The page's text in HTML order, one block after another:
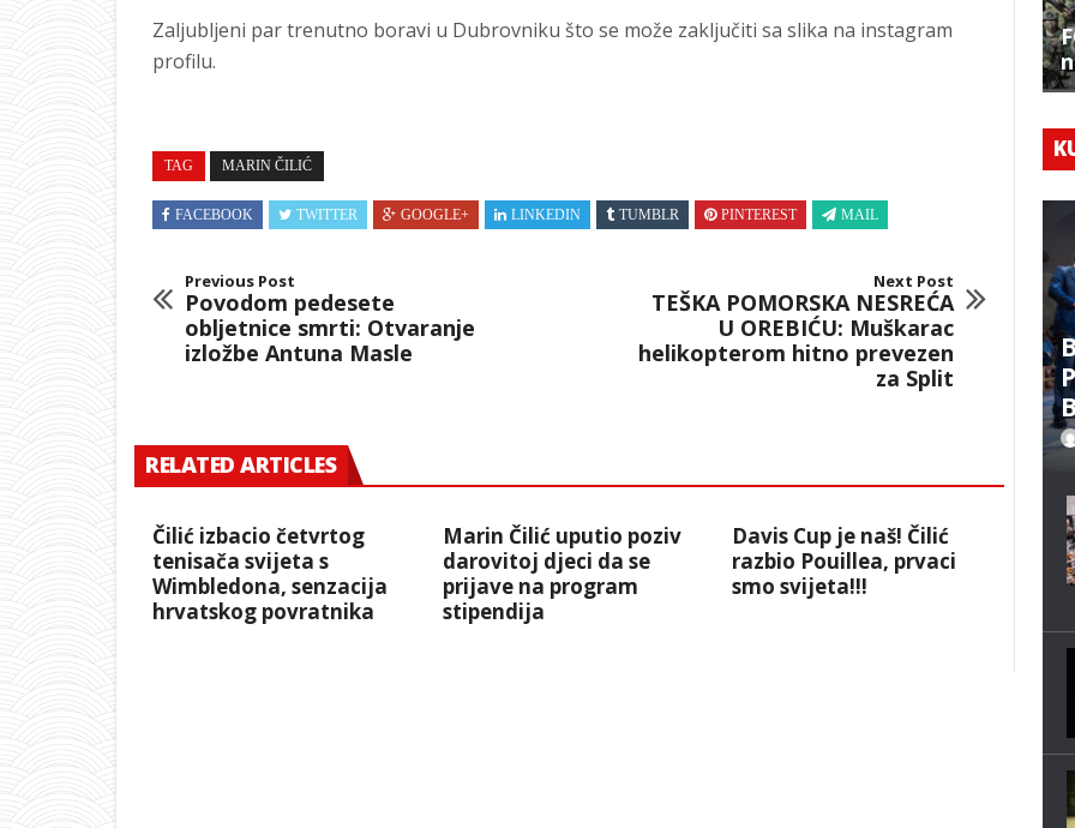
Zaljubljeni par trenutno boravi u Dubrovniku što se može zaključiti sa slika na instagram
profilu.
TAG MARIN ČILIĆ
FACEBOOK TWITTER GOOGLE+ LINKEDIN TUMBLR PINTEREST MAIL
Previous Post
Povodom pedesete
obljetnice smrti: Otvaranje
izložbe Antuna Masle
Next Post
TEŠKA POMORSKA NESREĆA
U OREBIĆU: Muškarac
helikopterom hitno prevezen
za Split
RELATED ARTICLES
Čilić izbacio četvrtog
tenisača svijeta s
Wimbledona, senzacija
hrvatskog povratnika
Marin Čilić uputio poziv
darovitoj djeci da se
prijave na program
stipendija
Davis Cup je naš! Čilić
razbio Pouillea, prvaci
smo svijeta!!!